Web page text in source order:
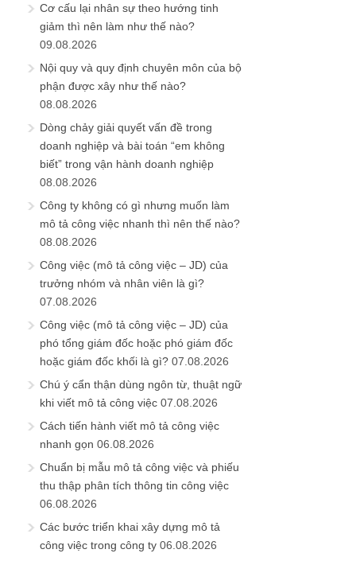
Cơ cấu lại nhân sự theo hướng tinh
giảm thì nên làm như thế nào?
09.08.2026
Nội quy và quy định chuyên môn của bộ
phận được xây như thế nào?
08.08.2026
Dòng chảy giải quyết vấn đề trong
doanh nghiệp và bài toán “em không
biết” trong vận hành doanh nghiệp
08.08.2026
Công ty không có gì nhưng muốn làm
mô tả công việc nhanh thì nên thế nào?
08.08.2026
Công việc (mô tả công việc – JD) của
trưởng nhóm và nhân viên là gì?
07.08.2026
Công việc (mô tả công việc – JD) của
phó tổng giám đốc hoặc phó giám đốc
hoặc giám đốc khối là gì? 07.08.2026
Chú ý cẩn thận dùng ngôn từ, thuật ngữ
khi viết mô tả công việc 07.08.2026
Cách tiến hành viết mô tả công việc
nhanh gọn 06.08.2026
Chuẩn bị mẫu mô tả công việc và phiếu
thu thập phân tích thông tin công việc
06.08.2026
Các bước triển khai xây dựng mô tả
công việc trong công ty 06.08.2026